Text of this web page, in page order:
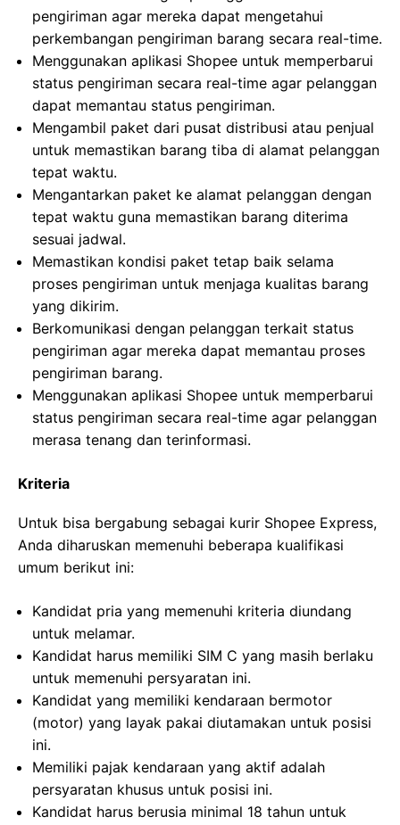
pengiriman agar mereka dapat mengetahui
perkembangan pengiriman barang secara real-time.
Menggunakan aplikasi Shopee untuk memperbarui
status pengiriman secara real-time agar pelanggan
dapat memantau status pengiriman.
Mengambil paket dari pusat distribusi atau penjual
untuk memastikan barang tiba di alamat pelanggan
tepat waktu.
Mengantarkan paket ke alamat pelanggan dengan
tepat waktu guna memastikan barang diterima
sesuai jadwal.
Memastikan kondisi paket tetap baik selama
proses pengiriman untuk menjaga kualitas barang
yang dikirim.
Berkomunikasi dengan pelanggan terkait status
pengiriman agar mereka dapat memantau proses
pengiriman barang.
Menggunakan aplikasi Shopee untuk memperbarui
status pengiriman secara real-time agar pelanggan
merasa tenang dan terinformasi.
Kriteria
Untuk bisa bergabung sebagai kurir Shopee Express,
Anda diharuskan memenuhi beberapa kualifikasi
umum berikut ini:
Kandidat pria yang memenuhi kriteria diundang
untuk melamar.
Kandidat harus memiliki SIM C yang masih berlaku
untuk memenuhi persyaratan ini.
Kandidat yang memiliki kendaraan bermotor
(motor) yang layak pakai diutamakan untuk posisi
ini.
Memiliki pajak kendaraan yang aktif adalah
persyaratan khusus untuk posisi ini.
Kandidat harus berusia minimal 18 tahun untuk